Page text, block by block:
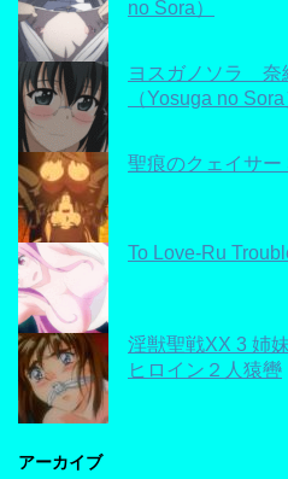
no Sora）
ヨスガノソラ
（Yosuga no Sora
聖痕のクェイサー
To Love-Ru
淫獣聖戦XX 3 姉
ヒロイン２人猿轡
アーカイブ